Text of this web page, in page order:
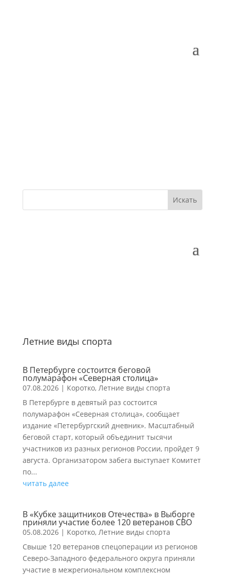
Летние виды спорта
В Петербурге состоится беговой
полумарафон «Северная столица»
07.08.2026| Коротко, Летние виды спорта
В Петербурге в девятый раз состоится
полумарафон «Северная столица», сообщает
издание «Петербургский дневник». Масштабный
беговой старт, который объединит тысячи
участников из разных регионов России, пройдет 9
августа. Организатором забега выступает Комитет
по...
читать далее
В «Кубке защитников Отечества» в Выборге
приняли участие более 120 ветеранов СВО
05.08.2026| Коротко, Летние виды спорта
Свыше 120 ветеранов спецоперации из регионов
Северо-Западного федерального округа приняли
участие в межрегиональном комплексном